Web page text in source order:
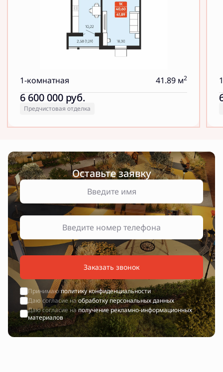
1-комнатная 41.89 м2
6 600 000 руб.
Предчистовая отделка
Оставьте заявку
Заказать звонок
Принимаюполитику конфиденциальности
Даю согласие наобработку персональных данных
Даю согласие наполучение рекламно-информационных
материалов